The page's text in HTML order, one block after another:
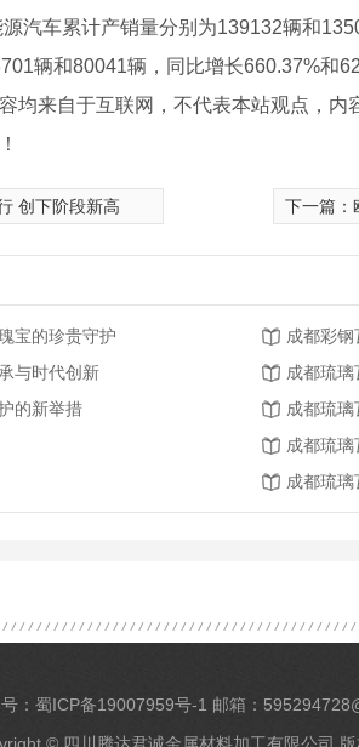
筋桁架楼承板厂家
车累计产销量分别为139132辆和
辆和80041辆，同比增长660.37%和
均来自于互联网，不代表本站观点，
创下阶段新高 下一篇：
宝的珍贵守护
成都彩钢
与时代创新
成都琉
的新举措
成都琉
成都琉璃
成都琉璃
： 蜀ICP备19007959号-1 邮箱：